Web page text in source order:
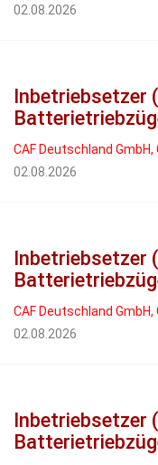
02.08.2026
Inbetriebsetzer
CAF Deutschland
02.08.2026
Inbetriebsetzer
CAF Deutschland
02.08.2026
Inbetriebsetzer